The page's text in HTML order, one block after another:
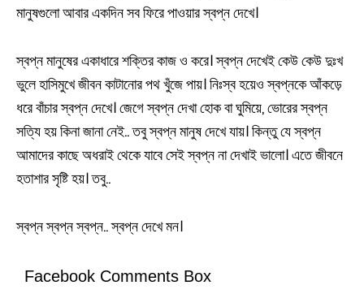
মানুষগুলো আবার একদিন সব ফিরে পাওয়ার স্বপ্ন দেখে।
স্বপ্ন মানুষের একাধারে শক্তির কাজ ও করে। স্বপ্ন দেখেই কেউ কেউ দুঃখ
ভুলে হাসিমুখে জীবন কাটানোর পথ খুঁজে পায়। নিঃস্ব হয়েও স্বপ্নকে আঁকড়ে
ধরে বাঁচার স্বপ্ন দেখে। জেগে স্বপ্ন দেখা হোক বা ঘুমিয়ে, ভোরের স্বপ্ন
সত্যি হয় কিনা জানা নেই.. তবু স্বপ্ন মানুষ দেখে যায়। কিন্তু যে স্বপ্ন
আমাদের কাছে অধরাই থেকে যাবে সেই স্বপ্ন না দেখাই ভালো। এতে জীবনে
হতাশার সৃষ্টি হয়। তবু..
স্বপ্ন স্বপ্ন স্বপ্ন.. স্বপ্ন দেখে মন।
Facebook Comments Box